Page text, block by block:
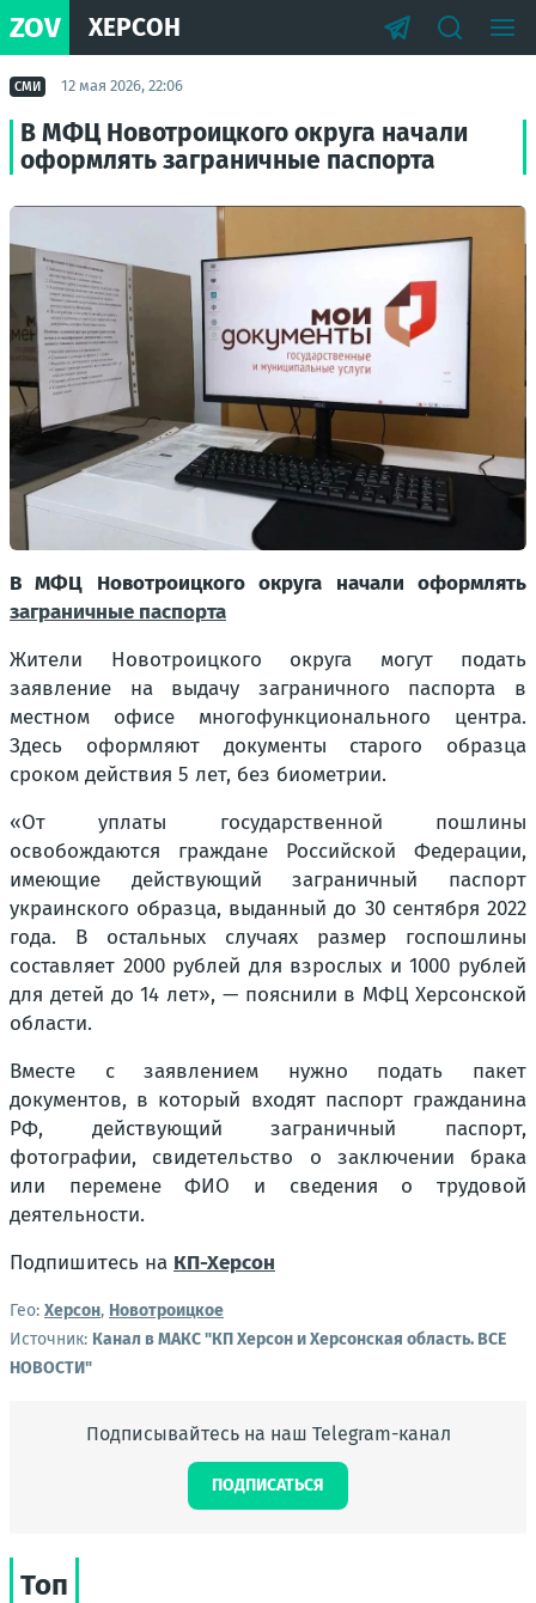
ZOV ХЕРСОН
СМИ 12 мая 2026, 22:06
В МФЦ Новотроицкого округа начали
оформлять заграничные паспорта
В МФЦ Новотроицкого округа начали оформлять
заграничные паспорта
Жители Новотроицкого округа могут подать
заявление на выдачу заграничного паспорта в
местном офисе многофункционального центра.
Здесь оформляют документы старого образца
сроком действия 5 лет, без биометрии.
«От уплаты государственной пошлины
освобождаются граждане Российской Федерации,
имеющие действующий заграничный паспорт
украинского образца, выданный до 30 сентября 2022
года. В остальных случаях размер госпошлины
составляет 2000 рублей для взрослых и 1000 рублей
для детей до 14 лет», — пояснили в МФЦ Херсонской
области.
Вместе с заявлением нужно подать пакет
документов, в который входят паспорт гражданина
РФ, действующий заграничный паспорт,
фотографии, свидетельство о заключении брака
или перемене ФИО и сведения о трудовой
деятельности.
Подпишитесь на КП-Херсон
Гео: Херсон, Новотроицкое
Источник: Канал в МАКС "КП Херсон и Херсонская область. ВСЕ
НОВОСТИ"
Подписывайтесь на наш Telegram-канал
ПОДПИСАТЬСЯ
Топ